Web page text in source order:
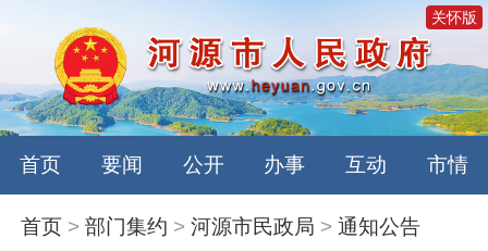
关怀版
首页 要闻 公开 办事 互动 市情
首页 >部门集约 >河源市民政局 >通知公告